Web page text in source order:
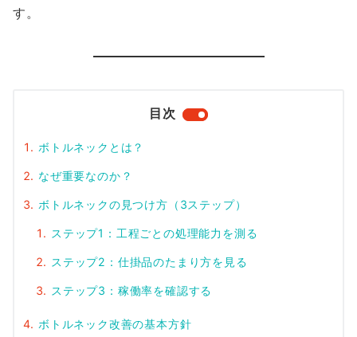
す。
目次
ボトルネックとは？
なぜ重要なのか？
ボトルネックの見つけ方（3ステップ）
ステップ1：工程ごとの処理能力を測る
ステップ2：仕掛品のたまり方を見る
ステップ3：稼働率を確認する
ボトルネック改善の基本方針